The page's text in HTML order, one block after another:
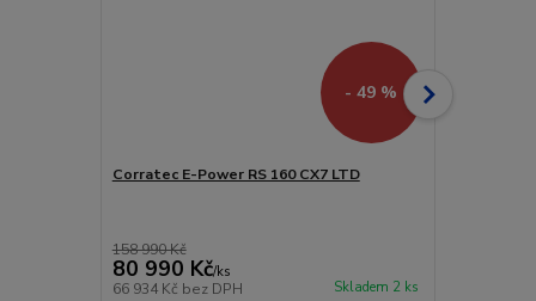
- 49 %
Corratec E-Power RS ​​160 CX7 LTD
158 990 Kč
80 990 Kč/ks
66 934 Kč bez DPH Skladem 2 ks